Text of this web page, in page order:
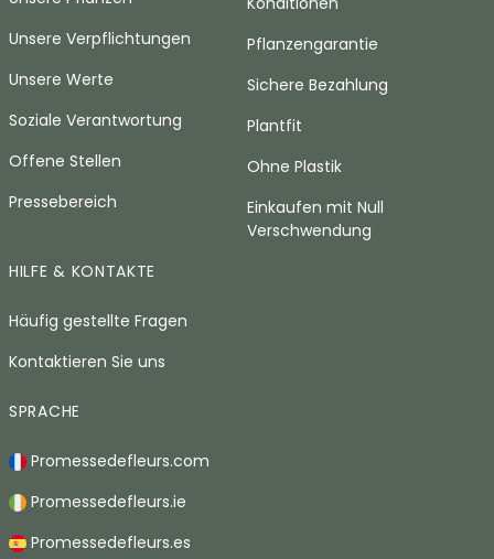
Unsere Verpflichtungen
Unsere Werte
Soziale Verantwortung
Offene Stellen
Pressebereich
Pflanzengarantie
Sichere Bezahlung
Plantfit
Ohne Plastik
Einkaufen mit Null
Verschwendung
HILFE & KONTAKTE
Häufig gestellte Fragen
Kontaktieren Sie uns
SPRACHE
Promessedefleurs.com
Promessedefleurs.ie
Promessedefleurs.es